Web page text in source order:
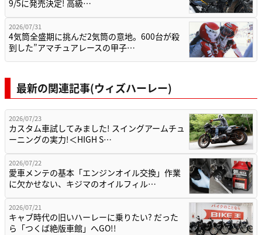
9/5に発売決定! 高級…
2026/07/31
4気筒全盛期に挑んだ2気筒の意地。600台が殺
到した”アマチュアレースの甲子…
最新の関連記事(ウィズハーレー)
2026/07/23
カスタム車試してみました! スイングアームチュ
ーニングの実力!＜HIGH S…
2026/07/22
愛車メンテの基本「エンジンオイル交換」作業
に欠かせない、キジマのオイルフィル…
2026/07/21
キャブ時代の旧いハーレーに乗りたい? だった
ら「つくば絶版車館」へGO!!